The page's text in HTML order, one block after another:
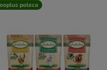
poleca